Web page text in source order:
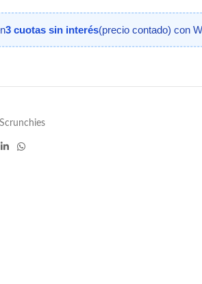
3 cuotas sin interés(precio contado) con
Scrunchies